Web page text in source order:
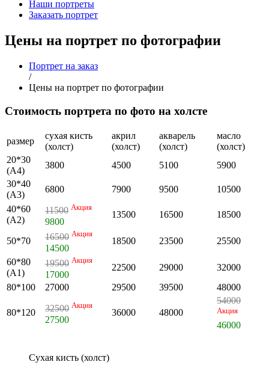
Наши портреты
Заказать портрет
Цены на портрет по фотографии
Портрет на заказ
/
Цены на портрет по фотографии
Стоимость портрета по фото на холсте
размер
сухая кисть
(холст)
акрил
(холст)
акварель
(холст)
масло
(холст)
20*30
(А4)
3800 4500 5100
5900
30*40
(А3)
6800 7900 9500
10500
40*60
(А2)
11500 Акция
9800
13500 16500 18500
50*70 16500 Акция
14500
18500 23500 25500
60*80
(А1)
19500 Акция
17000
22500 29000
32000
80*100
27000 29500 39500 48000
80*120 32500 Акция
27500
36000 48000
54000
Акция
46000
Сухая кисть (холст)